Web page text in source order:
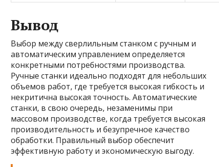
Вывод
Выбор между сверлильным станком с ручным и
автоматическим управлением определяется
конкретными потребностями производства.
Ручные станки идеально подходят для небольших
объемов работ, где требуется высокая гибкость и
некритична высокая точность. Автоматические
станки, в свою очередь, незаменимы при
массовом производстве, когда требуется высокая
производительность и безупречное качество
обработки. Правильный выбор обеспечит
эффективную работу и экономическую выгоду.